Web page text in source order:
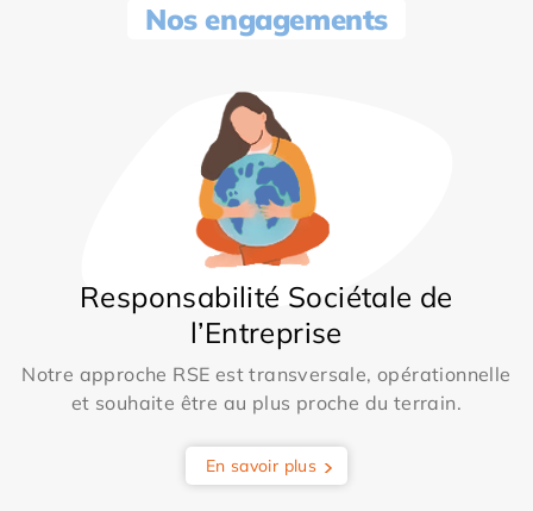
Nos engagements
Responsabilité Sociétale de
l’Entreprise
Notre approche RSE est transversale, opérationnelle
et souhaite être au plus proche du terrain.
En savoir plus